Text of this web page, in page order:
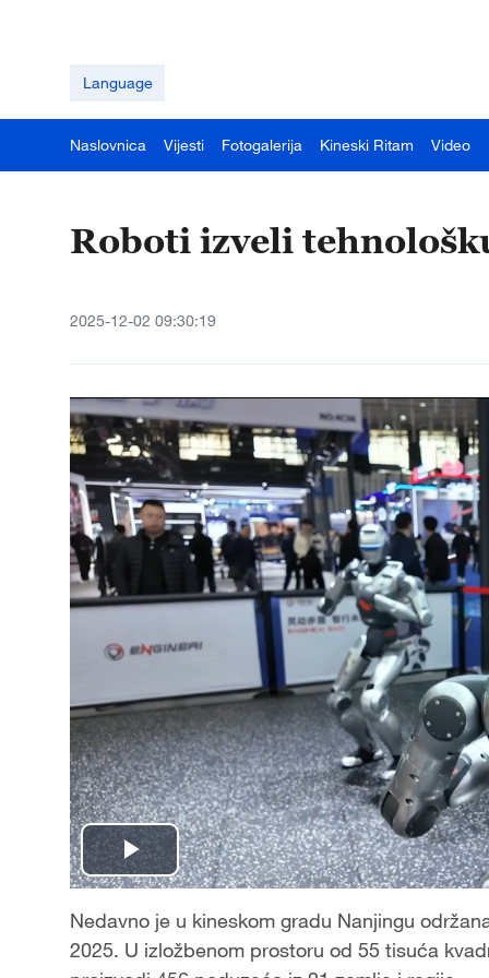
Language
Naslovnica Vijesti Fotogalerija Kineski Ritam Video
Roboti izveli
2025-12-02 09:30:19
P
l
Nedavno je u kineskom gradu Nanjingu
2025. U izložbenom prostoru od 55 tisuća